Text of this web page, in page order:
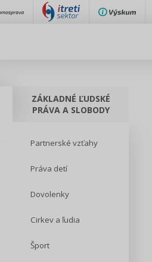
ZÁKLADNÉ ĽUDSKÉ
PRÁVA A SLOBODY
Partnerské vzťahy
Práva detí
Dovolenky
Cirkev a ľudia
Šport